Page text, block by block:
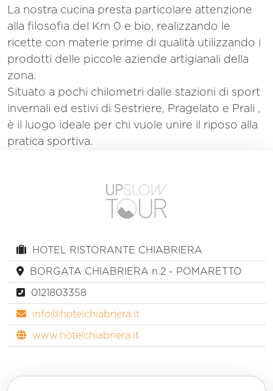
La nostra cucina presta particolare attenzione
alla filosofia del Km 0 e bio, realizzando le
ricette con materie prime di qualità utilizzando i
prodotti delle piccole aziende artigianali della
zona.
Situato a pochi chilometri dalle stazioni di sport
invernali ed estivi di Sestriere, Pragelato e Prali ,
è il luogo ideale per chi vuole unire il riposo alla
pratica sportiva.
HOTEL RISTORANTE CHIABRIERA
BORGATA CHIABRIERA n.2 - POMARETTO
0121803358
info@hotelchiabriera.it
www.hotelchiabriera.it